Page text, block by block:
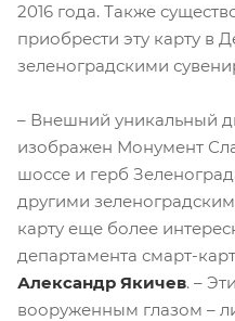
2016 года. Также
приобрести эту карту в
зеленоградскими
– Внешний уникальный
изображен Монумент
шоссе и герб
другими
карту еще более
департамента смарт-
Александр Якичев. –
вооруженным глазом –